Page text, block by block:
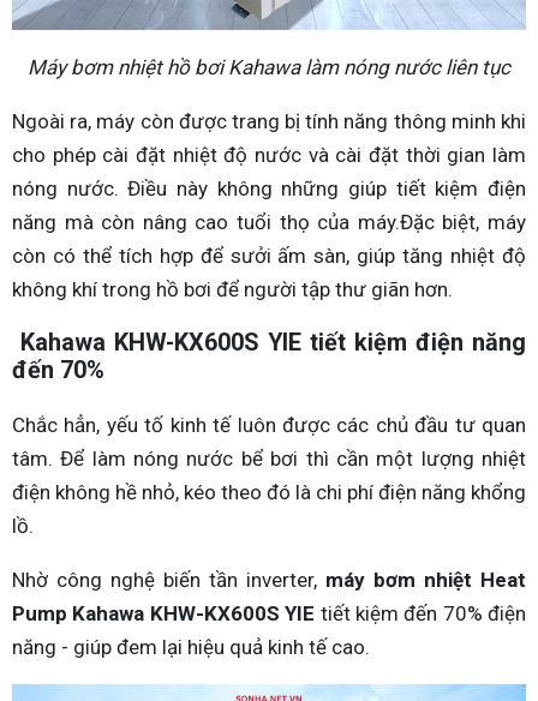
Máy bơm nhiệt hồ bơi Kahawa làm nóng nước liên tục
Ngoài ra, máy còn được trang bị tính năng thông minh khi
cho phép cài đặt nhiệt độ nước và cài đặt thời gian làm
nóng nước. Điều này không những giúp tiết kiệm điện
năng mà còn nâng cao tuổi thọ của máy.Đặc biệt, máy
còn có thể tích hợp để sưởi ấm sàn, giúp tăng nhiệt độ
không khí trong hồ bơi để người tập thư giãn hơn.
Kahawa KHW-KX600S YIE tiết kiệm điện năng
đến 70%
Chắc hẳn, yếu tố kinh tế luôn được các chủ đầu tư quan
tâm. Để làm nóng nước bể bơi thì cần một lượng nhiệt
điện không hề nhỏ, kéo theo đó là chi phí điện năng khổng
lồ.
Nhờ công nghệ biến tần inverter, máy bơm nhiệt Heat
Pump Kahawa KHW-KX600S YIE tiết kiệm đến 70% điện
năng - giúp đem lại hiệu quả kinh tế cao.